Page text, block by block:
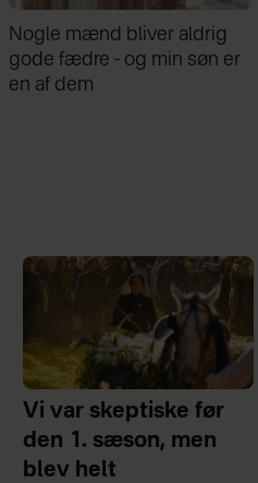
Samira Nawa: ”Det er
fantastisk at have min
familie, men jeg elsker ikke
Vi var skeptiske før
den 1. sæson, men
blev helt